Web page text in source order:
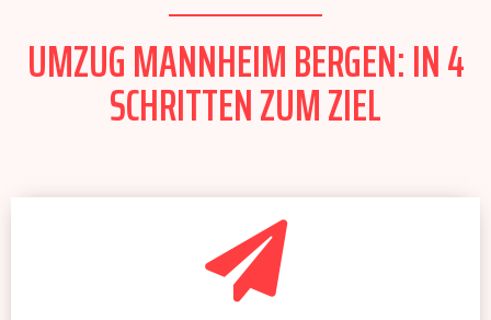
UMZUG MANNHEIM BERGEN: IN 4
SCHRITTEN ZUM ZIEL